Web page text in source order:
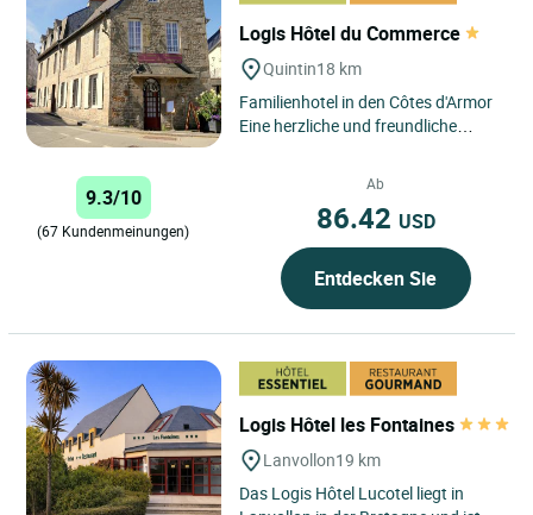
Logis Hôtel du Commerce
Quintin18 km
Familienhotel in den Côtes d'Armor
Eine herzliche und freundliche
15 Minuten von Saint-Brieuc e...
9.3/10
(67 Kundenmeinungen)
Ab
86.42 USD
Entdecken Sie
Logis Hôtel les Fontaines
Lanvollon19 km
Das Logis Hôtel Lucotel liegt in